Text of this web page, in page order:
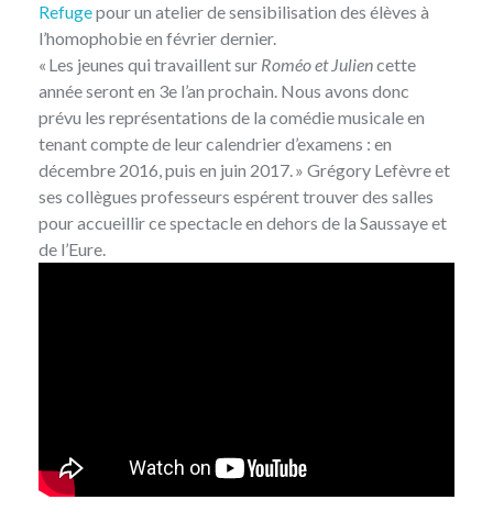
Refugepour un atelier de sensibilisation des élèves à
l’homophobie en février dernier.
« Les jeunes qui travaillent sur Roméo et Juliencette
année seront en 3e l’an prochain. Nous avons donc
prévu les représentations de la comédie musicale en
tenant compte de leur calendrier d’examens : en
décembre 2016, puis en juin 2017. » Grégory Lefèvre et
ses collègues professeurs espérent trouver des salles
pour accueillir ce spectacle en dehors de la Saussaye et
de l’Eure.